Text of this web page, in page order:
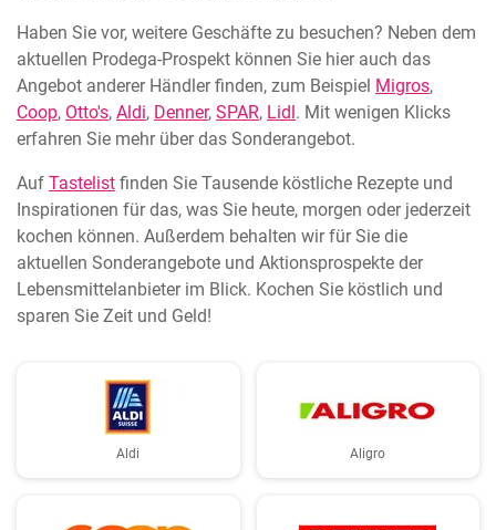
Haben Sie vor, weitere Geschäfte zu besuchen? Neben dem
aktuellen Prodega-Prospekt können Sie hier auch das
Angebot anderer Händler finden, zum Beispiel Migros,
Coop, Otto's, Aldi, Denner, SPAR, Lidl. Mit wenigen Klicks
erfahren Sie mehr über das Sonderangebot.
Auf Tastelist finden Sie Tausende köstliche Rezepte und
Inspirationen für das, was Sie heute, morgen oder jederzeit
kochen können. Außerdem behalten wir für Sie die
aktuellen Sonderangebote und Aktionsprospekte der
Lebensmittelanbieter im Blick. Kochen Sie köstlich und
sparen Sie Zeit und Geld!
Aldi Aligro